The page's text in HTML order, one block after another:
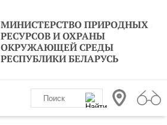
МИНИСТЕРСТВО ПРИРОДНЫХ
РЕСУРСОВ И ОХРАНЫ
ОКРУЖАЮЩЕЙ СРЕДЫ
РЕСПУБЛИКИ БЕЛАРУСЬ